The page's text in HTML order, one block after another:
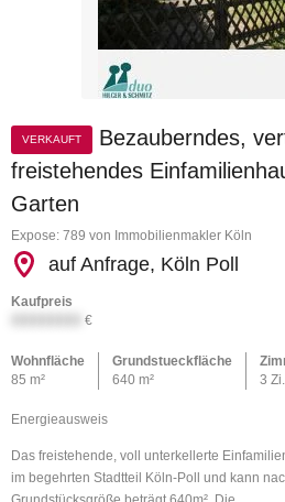
VERKAUFT
Bezauberndes,
freistehendes
Garten
Expose: 789 von Immobilienmakler Köln
auf Anfrage, Köln Poll
Kaufpreis
€
Wohnfläche
85 m²
Grundstueckfläche
640 m²
3 Zi.
Energieausweis
Das freistehende, voll unterkellerte
im begehrten Stadtteil Köln-Poll und kann